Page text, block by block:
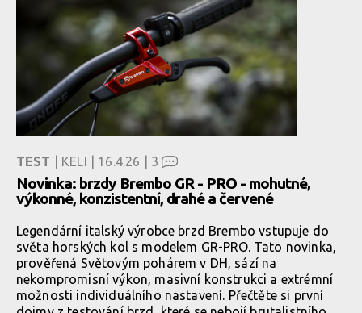
TEST | KELI | 16.4.26 | 3
Novinka: brzdy Brembo GR - PRO - mohutné,
výkonné, konzistentní, drahé a červené
Legendární italský výrobce brzd Brembo vstupuje do
světa horských kol s modelem GR-PRO. Tato novinka,
prověřená Světovým pohárem v DH, sází na
nekompromisní výkon, masivní konstrukci a extrémní
možnosti individuálního nastavení. Přečtěte si první